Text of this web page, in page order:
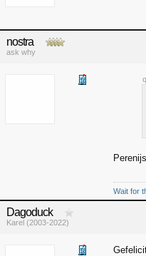
nostra
ask why
Wait for
Dagoduck
Karel (2003-2022)